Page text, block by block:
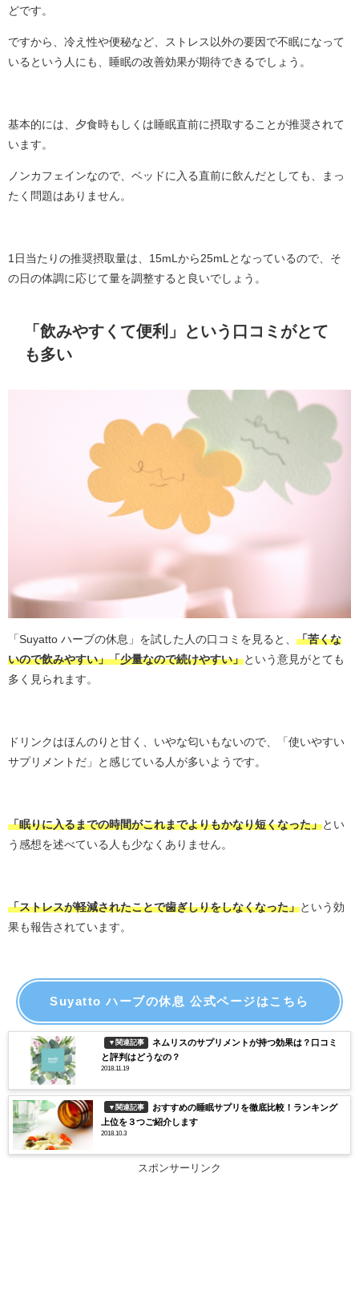
どです。
ですから、冷え性や便秘など、ストレス以外の要因で不眠になって
いるという人にも、睡眠の改善効果が期待できるでしょう。
基本的には、夕食時もしくは睡眠直前に摂取することが推奨されて
います。
ノンカフェインなので、ベッドに入る直前に飲んだとしても、まっ
たく問題はありません。
1日当たりの推奨摂取量は、15mLから25mLとなっているので、そ
の日の体調に応じて量を調整すると良いでしょう。
「飲みやすくて便利」という口コミがとて
も多い
「Suyatto ハーブの休息」を試した人の口コミを見ると、 「苦くな
いので飲みやすい」「少量なので続けやすい」という意見がとても
多く見られます。
ドリンクはほんのりと甘く、いやな匂いもないので、「使いやすい
サプリメントだ」と感じている人が多いようです。
「眠りに入るまでの時間がこれまでよりもかなり短くなった」とい
う感想を述べている人も少なくありません。
「ストレスが軽減されたことで歯ぎしりをしなくなった」という効
果も報告されています。
Suyatto ハーブの休息 公式ページはこちら
▼関連記事
ネムリスのサプリメントが持つ効果は？口コミ
と評判はどうなの？
2018.11.19
▼関連記事
おすすめの睡眠サプリを徹底比較！ランキング
上位を３つご紹介します
2018.10.3
スポンサーリンク